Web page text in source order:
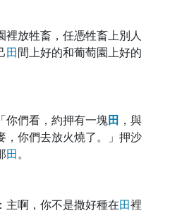
裡放牲畜，任憑牲畜上別人
田間上好的和葡萄園上好的
你們看，約押有一塊田 ，與
，你們去放火燒了。」押沙
田。
主啊，你不是撒好種在田裡